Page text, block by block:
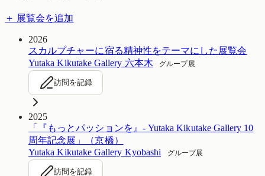
＋ 展覧会を追加
2026
スカルプチャーに宿る精神性をテーマにした展覧会
Yutaka Kikutake Gallery 六本木
グループ展
訪問を記録
2025
「『もっとパッションを』- Yutaka Kikutake Gallery 10
周年記念展」（京橋）
Yutaka Kikutake Gallery Kyobashi
グループ展
訪問を記録